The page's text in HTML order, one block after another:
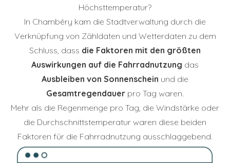
Höchsttemperatur?
In Chambéry kam die Stadtverwaltung durch die
Verknüpfung von Zähldaten und Wetterdaten zu dem
Schluss, dass die Faktoren mit den größten
Auswirkungen auf die Fahrradnutzung das
Ausbleiben von Sonnenschein und die
Gesamtregendauer pro Tag waren.
Mehr als die Regenmenge pro Tag, die Windstärke oder
die Durchschnittstemperatur waren diese beiden
Faktoren für die Fahrradnutzung ausschlaggebend.